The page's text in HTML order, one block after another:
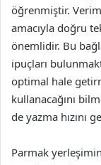
öğrenmiştir.
amacıyla doğru
önemlidir. Bu
ipuçları
optimal hale
kullanacağını
de yazma hızını
Parmak